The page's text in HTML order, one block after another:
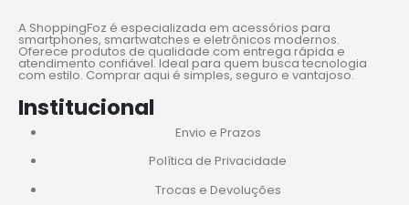
A ShoppingFoz é especializada em acessórios para
smartphones, smartwatches e eletrônicos modernos.
Oferece produtos de qualidade com entrega rápida e
atendimento confiável. Ideal para quem busca tecnologia
com estilo. Comprar aqui é simples, seguro e vantajoso.
Institucional
Envio e Prazos
Política de Privacidade
Trocas e Devoluções